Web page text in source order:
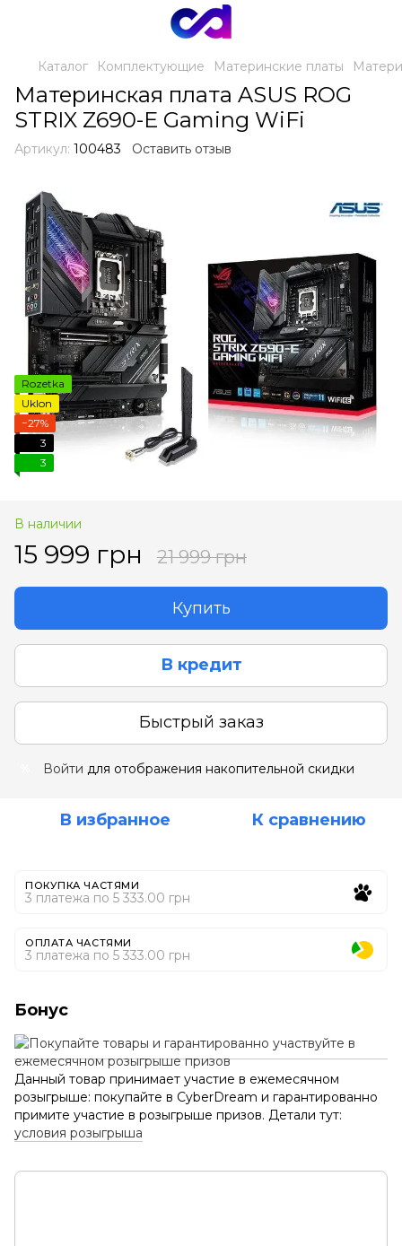
Каталог Комплектующие Материнские платы
Материнская плата ASUS ROG
STRIX Z690-E Gaming WiFi
Артикул: 100483 Оставить отзыв
Rozetka
Uklon
−27%
3
3
В наличии
15 999 грн 21 999 грн
Купить
В кредит
Быстрый заказ
Войти для отображения накопительной скидки
В избранное К сравнению
ПОКУПКА ЧАСТЯМИ
3 платежа по 5 333.00 грн
ОПЛАТА ЧАСТЯМИ
3 платежа по 5 333.00 грн
Бонус
Данный товар принимает участие в ежемесячном
розыгрыше: покупайте в CyberDream и гарантированно
примите участие в розыгрыше призов. Детали тут:
условия розыгрыша